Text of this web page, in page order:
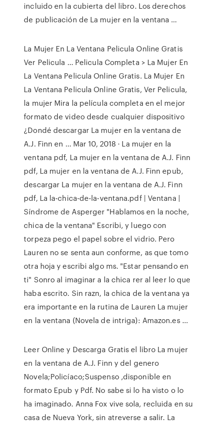
incluido en la cubierta del libro. Los derechos
de publicación de La mujer en la ventana …
La Mujer En La Ventana Pelicula Online Gratis
Ver Pelicula ... Pelicula Completa > La Mujer En
La Ventana Pelicula Online Gratis. La Mujer En
La Ventana Pelicula Online Gratis, Ver Pelicula,
la mujer Mira la película completa en el mejor
formato de video desde cualquier dispositivo
¿Dondé descargar La mujer en la ventana de
A.J. Finn en ... Mar 10, 2018 · La mujer en la
ventana pdf, La mujer en la ventana de A.J. Finn
pdf, La mujer en la ventana de A.J. Finn epub,
descargar La mujer en la ventana de A.J. Finn
pdf, La la-chica-de-la-ventana.pdf | Ventana |
Síndrome de Asperger "Hablamos en la noche,
chica de la ventana" Escribi, y luego con
torpeza pego el papel sobre el vidrio. Pero
Lauren no se senta aun conforme, as que tomo
otra hoja y escribi algo ms. "Estar pensando en
ti" Sonro al imaginar a la chica rer al leer lo que
haba escrito. Sin razn, la chica de la ventana ya
era importante en la rutina de Lauren La mujer
en la ventana (Novela de intriga): Amazon.es ...
Leer Online y Descarga Gratis el libro La mujer
en la ventana de A.J. Finn y del genero
Novela;Policíaco;Suspenso ,disponible en
formato Epub y Pdf. No sabe si lo ha visto o lo
ha imaginado. Anna Fox vive sola, recluida en su
casa de Nueva York, sin atreverse a salir. La